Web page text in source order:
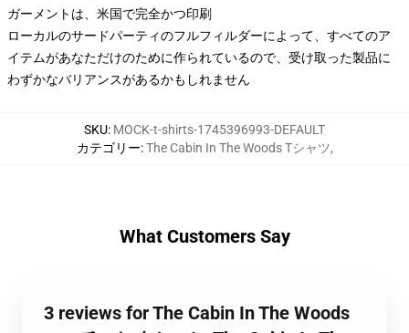
ガーメントは、米国で完全かつ印刷
ローカルのサードパーティのフルフィルダーによって、すべてのア
イテムがあなただけのために作られているので、受け取った製品に
わずかなバリアンスがあるかもしれません
SKU: MOCK-t-shirts-1745396993-DEFAULT
カテゴリー:The Cabin In The Woods Tシャツ,
What Customers Say
3 reviews for The Cabin In The Woods